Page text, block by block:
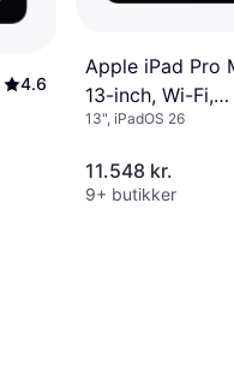
4.6
Apple iPad Pro
13-inch, Wi-Fi,
256GB, Standard
13", iPadOS 26
11.548 kr.
9+ butikker